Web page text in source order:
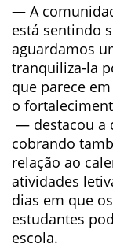
— A
está sentindo
aguardamos
tranquiliza-la
que parece
o
— destacou a
cobrando
relação ao
atividades
dias em que
estudantes
escola.